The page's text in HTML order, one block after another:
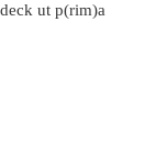
ut p(rim)a